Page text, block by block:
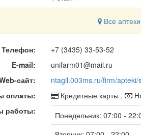
Все аптеки
Телефон:
+7 (3435) 33-53-52
E-mail:
unifarm01@mail.ru
сайт:
ntagil.003ms.ru/firm/
оплаты:
Кредитные карты ,
работы:
Понедельник: 07:00 -